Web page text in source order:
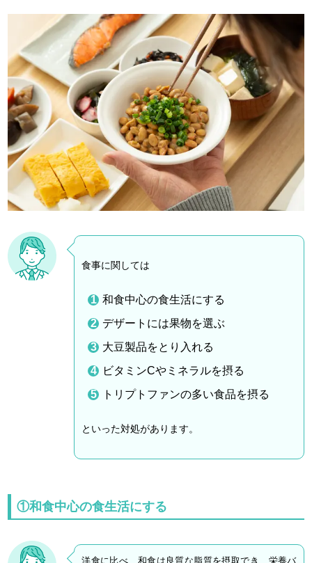
食事に関しては
和食中心の食生活にする
デザートには果物を選ぶ
大豆製品をとり入れる
ビタミンCやミネラルを摂る
トリプトファンの多い食品を摂る
といった対処があります。
①和食中心の食生活にする
洋食に比べ、和食は良質な脂質を摂取でき、栄養バ